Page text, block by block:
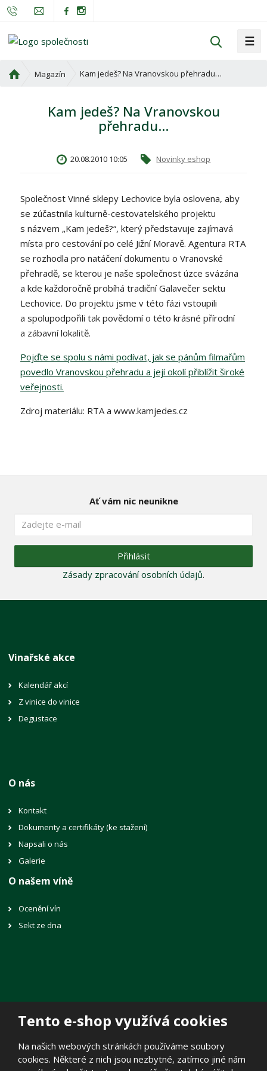
Tento e-shop využívá cookies
Na našich webových stránkách používáme soubory
cookies. Některé z nich jsou nezbytné, zatímco jiné nám
☰
v
n
a
Magazín Kam jedeš? Na Vranovskou přehradu…
Kam jedeš? Na Vranovskou
přehradu…
20.08.2010 10:05 Novinky eshop
Společnost Vinné sklepy Lechovice byla oslovena, aby
se zúčastnila kulturně-cestovatelského projektu
s názvem „Kam jedeš?“, který představuje zajímavá
místa pro cestování po celé Jižní Moravě. Agentura RTA
se rozhodla pro natáčení dokumentu o Vranovské
přehradě, se kterou je naše společnost úzce svázána
a kde každoročně probíhá tradiční Galavečer sektu
Lechovice. Do projektu jsme v této fázi vstoupili
a spolupodpořili tak povědomí o této krásné přírodní
a zábavní lokalitě.
Pojďte se spolu s námi podívat, jak se pánům filmařům
povedlo Vranovskou přehradu a její okolí přiblížit široké
veřejnosti.
Zdroj materiálu: RTA a www.kamjedes.cz
Ať vám nic neunikne
Přihlásit
Zásady zpracování osobních údajů.
Vinařské akce
Kalendář akcí
Z vinice do vinice
Degustace
O nás
Kontakt
Dokumenty a certifikáty (ke stažení)
Napsali o nás
Galerie
O našem víně
Ocenění vín
Sekt ze dna
Prohlášení o přístupnosti |Mapa stránek |Zásady zpracování
osobních údajů|Politika cookies